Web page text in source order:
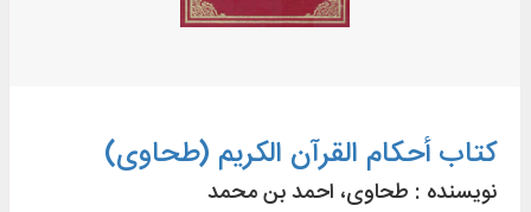
کتاب أحكام القرآن الکریم (طحاوی)
نویسنده : طحاوی، احمد بن محمد